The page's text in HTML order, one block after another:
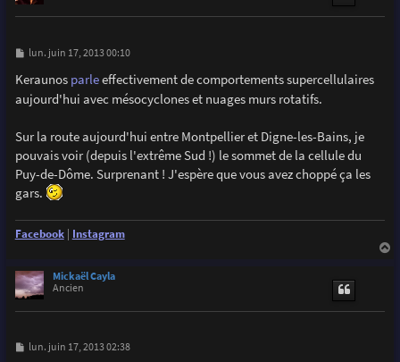
M
s
s
a
g
lun. juin 17, 2013 00:10
Keraunos parleeffectivement de comportements supercellulaires
aujourd'hui avec mésocyclones et nuages murs rotatifs.
Sur la route aujourd'hui entre Montpellier et Digne-les-Bains, je
pouvais voir (depuis l'extrême Sud !) le sommet de la cellule du
Puy-de-Dôme. Surprenant ! J'espère que vous avez choppé ça les
gars.
Facebook| Instagram
Mickaël Cayla
Ancien
M
lun. juin 17, 2013 02:38